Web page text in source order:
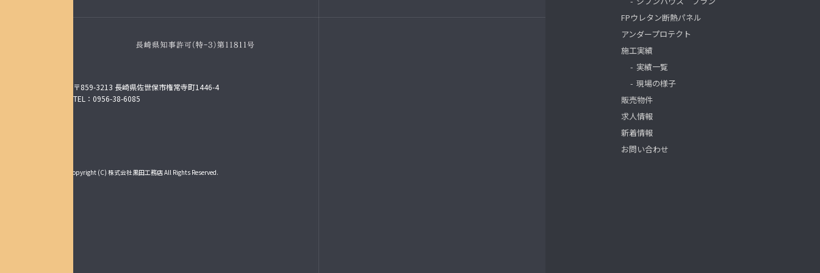
FPウレタン断熱パネル
アンダープロテクト
施工実績
実績一覧
現場の様子
販売物件
求人情報
新着情報
お問い合わせ
〒859-3213 長崎県佐世保市権常寺町1446-4
TEL：0956-38-6085
Copyright (C) 株式会社黒田工務店 All Rights Reserved.